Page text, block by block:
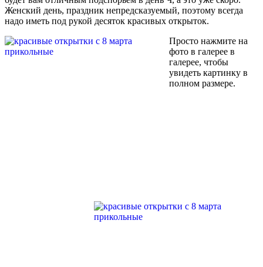
Женский день, праздник непредсказуемый, поэтому всегда
надо иметь под рукой десяток красивых открыток.
Просто нажмите на
фото в галерее в
галерее, чтобы
увидеть картинку в
полном размере.